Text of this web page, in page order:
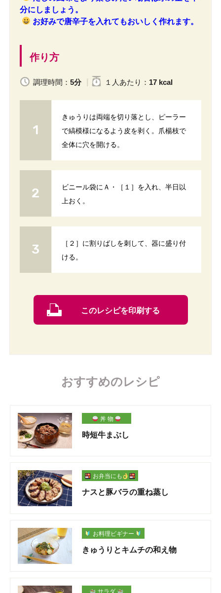
分にしましょう。
お好みで唐辛子を入れてもおいしく作れます。
作り方
調理時間： 5分 １人 あたり ： 17 kcal
きゅうりは両端を切り落とし、ピーラー
で縞模様になるよう皮を剥く。爪楊枝で
全体に穴を開ける。
ビニール袋にＡ・［１］を入れ、半日以
上おく。
［２］に割りばしを刺して、器に盛り付
ける。
このレシピを印刷する
おすすめのレシピ
丼 物
時短牛まぶし
お弁当にも
ナスと豚バラの重ね蒸し
お料理ビギナー
きゅうりとキムチの和え物
サラダ